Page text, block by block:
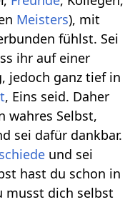
Meisters), mit
fühlst. Sei
ihr auf einer
jedoch ganz tief in
, Eins seid. Daher
wahres Selbst,
sei dafür dankbar.
und sei
hast du schon in
musst dich selbst